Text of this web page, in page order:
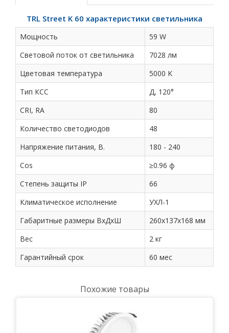
TRL Street K 60 характеристики светильника
Мощность
59 W
Световой поток от светильника
7028 лм
Цветовая температура
5000 K
Тип КСС
Д, 120°
CRI, RA
80
Количество светодиодов
48
Напряжение питания, В.
180 - 240
Cos
≥0.96 ф
Степень защиты IP
66
Климатическое исполнение
УХЛ-1
Габаритные размеры ВхДхШ
260х137х168 мм
Вес
2 кг
Гарантийный срок
60 мес
Похожие товары